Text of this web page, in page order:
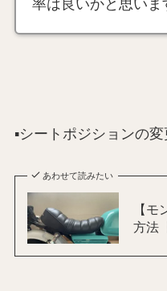
率は良いかと思いま
▪️シートポジションの変
あわせて読みたい
【
方法